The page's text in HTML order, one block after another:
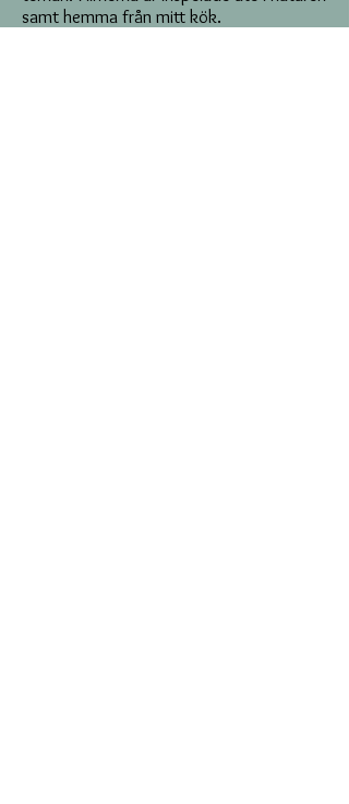
samt hemma från mitt kök.